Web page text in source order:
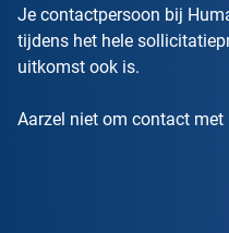
Je contactpersoon bij
tijdens het hele
uitkomst ook is.
Aarzel niet om contact